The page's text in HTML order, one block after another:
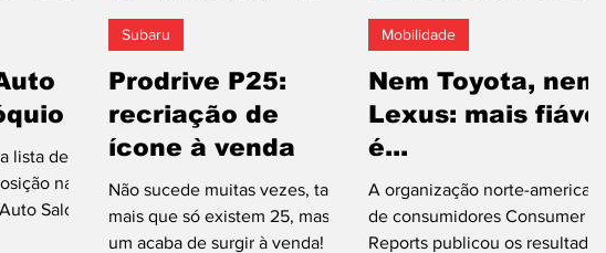
lista de
na
Salon
Prodrive P25:
recriação de
ícone à venda
Não sucede muitas vezes, tanto
mais que só existem 25, mas
um acaba de surgir à venda! O
Subaru
Nem Toyota, nem
Lexus: mais fiável
é...
A organização norte-americana
de consumidores Consumer
Reports publicou os resultados
Mobilidade